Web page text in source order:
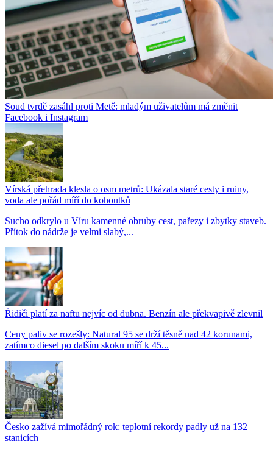
Soud tvrdě zasáhl proti Metě: mladým uživatelům má změnit
Facebook i Instagram
Vírská přehrada klesla o osm metrů: Ukázala staré cesty i ruiny,
voda ale pořád míří do kohoutků
Sucho odkrylo u Víru kamenné obruby cest, pařezy i zbytky staveb.
Přítok do nádrže je velmi slabý,...
Řidiči platí za naftu nejvíc od dubna. Benzín ale překvapivě zlevnil
Ceny paliv se rozešly: Natural 95 se drží těsně nad 42 korunami,
zatímco diesel po dalším skoku míří k 45...
Česko zažívá mimořádný rok: teplotní rekordy padly už na 132
stanicích